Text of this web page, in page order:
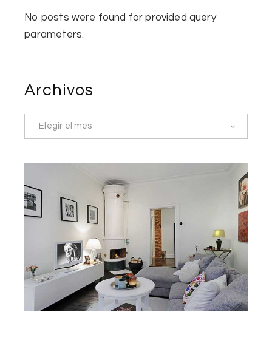
No posts were found for provided query
parameters.
Archivos
Elegir el mes